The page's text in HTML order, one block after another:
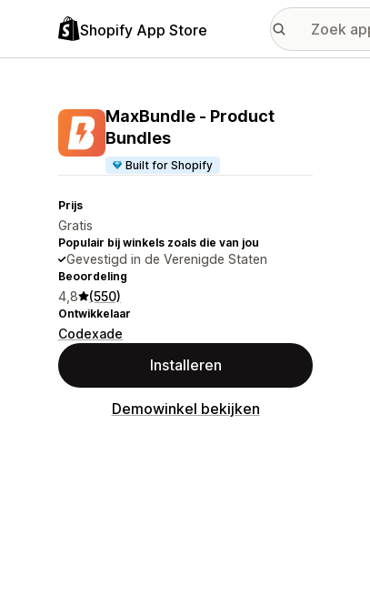
Shopify App Store
MaxBundle ‑ Product
Bundles
Built for Shopify
Prijs
Gratis
Populair bij winkels zoals die van jou
Gevestigd in de Verenigde Staten
Beoordeling
4,8 (550)
Ontwikkelaar
Codexade
Installeren
Demowinkel bekijken